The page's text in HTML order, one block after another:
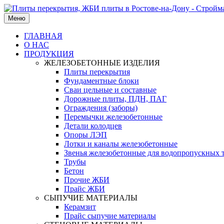
Меню
ГЛАВНАЯ
О НАС
ПРОДУКЦИЯ
ЖЕЛЕЗОБЕТОННЫЕ ИЗДЕЛИЯ
Плиты перекрытия
Фундаментные блоки
Сваи цельные и составные
Дорожные плиты, ПДН, ПАГ
Ограждения (заборы)
Перемычки железобетонные
Детали колодцев
Опоры ЛЭП
Лотки и каналы железобетонные
Звенья железобетонные для водопропускных
Трубы
Бетон
Прочие ЖБИ
Прайс ЖБИ
СЫПУЧИЕ МАТЕРИАЛЫ
Керамзит
Прайс сыпучие материалы